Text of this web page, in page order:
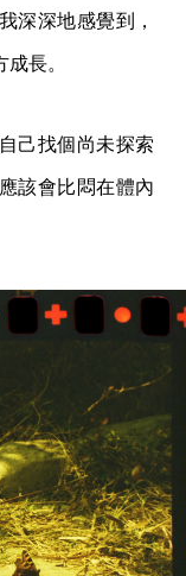
深深地感覺到，
長。
己找個尚未探索
該會比悶在體內